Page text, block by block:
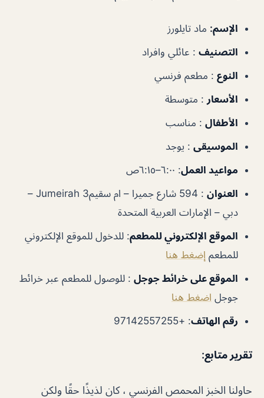
الإسم: ماد تايلورز
التصنيف : عائلي وافراد
النوع : مطعم فرنسي
الأسعار : متوسطة
الأطفال : مناسب
الموسيقى : يوجد
مواعيد العمل:
العنوان :
594 شارع جميرا – ام سقيمJumeirah 3 –
دبي – الإمارات العربية المتحدة
الموقع الإلكتروني للمطعم: للدخول للموقع الإلكتروني
للمطعم إضغط هنا
الموقع على خرائط جوجل : للوصول للمطعم عبر خرائط
جوجل اضغط هنا
رقم الهاتف:
+97142557255
تقرير متابع:
حاولنا الخبز المحمص الفرنسي ، كان لذيذًا حقًا ولكن